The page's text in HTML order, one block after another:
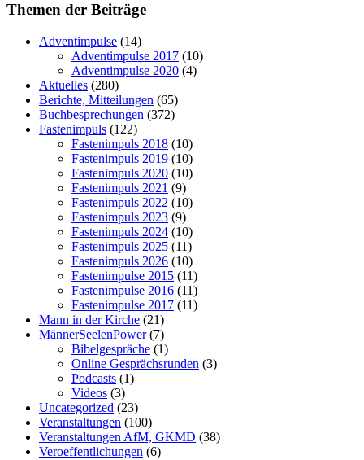
Themen der Beiträge
Adventimpulse (14)
Adventimpulse 2017 (10)
Adventimpulse 2020 (4)
Aktuelles (280)
Berichte, Mitteilungen (65)
Buchbesprechungen (372)
Fastenimpuls (122)
Fastenimpuls 2018 (10)
Fastenimpuls 2019 (10)
Fastenimpuls 2020 (10)
Fastenimpuls 2021 (9)
Fastenimpuls 2022 (10)
Fastenimpuls 2023 (9)
Fastenimpuls 2024 (10)
Fastenimpuls 2025 (11)
Fastenimpuls 2026 (10)
Fastenimpulse 2015 (11)
Fastenimpulse 2016 (11)
Fastenimpulse 2017 (11)
Mann in der Kirche (21)
MännerSeelenPower(7)
Bibelgespräche (1)
Online Gesprächsrunden (3)
Podcasts (1)
Videos (3)
Uncategorized (23)
Veranstaltungen (100)
Veranstaltungen AfM, GKMD (38)
Veroeffentlichungen (6)